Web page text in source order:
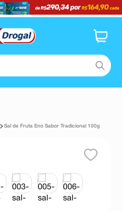
Sal de Fruta Eno Sabor Tradicional 100g